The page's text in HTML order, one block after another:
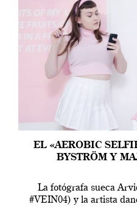
EL «AEROBIC
BYSTRÖM Y
La fotógrafa sueca
#VEIN04) y la artista